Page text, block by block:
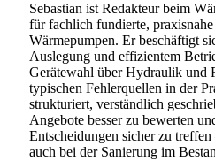
Sebastian ist Redakteur beim
für fachlich fundierte,
Wärmepumpen. Er beschäftigt
Auslegung und effizientem
Gerätewahl über Hydraulik und
typischen Fehlerquellen in der
strukturiert, verständlich
Angebote besser zu bewerten
Entscheidungen sicher zu
auch bei der Sanierung im